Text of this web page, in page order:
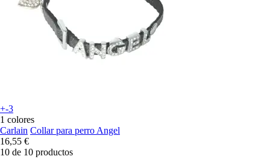
+-3
1 colores
Carlain Collar para perro Angel
16,55 €
10 de 10 productos